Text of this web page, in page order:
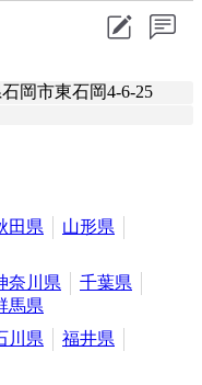
岡市東石岡4-6-25
田県
山形県
奈川県
千葉県
馬県
川県
福井県